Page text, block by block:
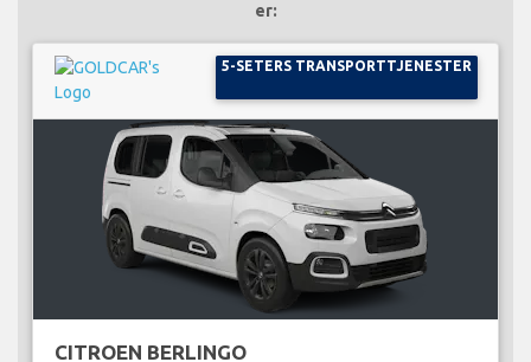
er:
5-SETERS TRANSPORTTJENESTER
CITROEN BERLINGO